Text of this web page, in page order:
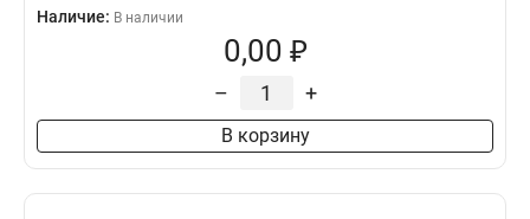
Наличие: В наличии
0,00 ₽
– +
В корзину